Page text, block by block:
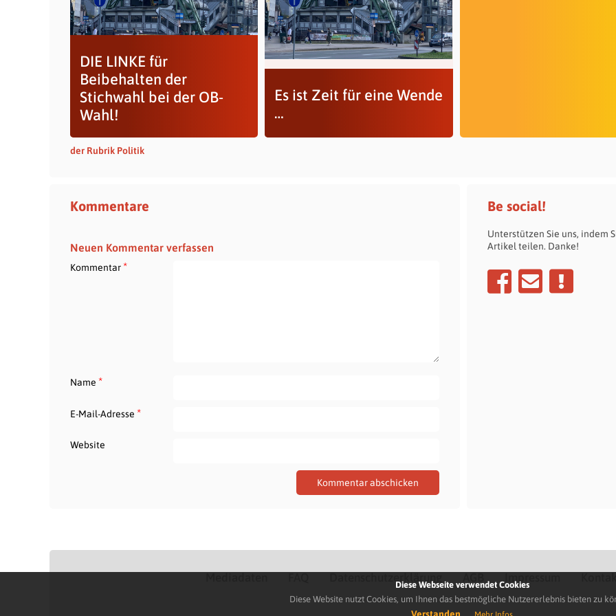
DIE LINKE für
Beibehalten der
Stichwahl bei der OB-
Wahl!
Es ist Zeit für eine Wende
…
der Rubrik Politik
Kommentare
Neuen Kommentar verfassen
Kommentar*
Name *
E-Mail-Adresse *
Website
Be social!
Unterstützen Sie uns, indem
Artikel teilen. Danke!
Datenschutzerklärung Impressum
Diese Webseite verwendet Cookies
Diese Website nutzt Cookies, um Ihnen das bestmögliche Nutzererlebnis bieten zu